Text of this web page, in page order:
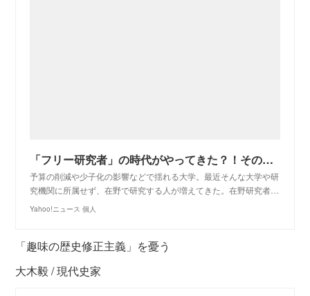
「フリー研究者」の時代がやってきた？！その可能性と課題（榎木英介） - Yahoo!ニュース
予算の削減や少子化の影響などで揺れる大学。最近そんな大学や研
究機関に所属せず、在野で研究する人が増えてきた。在野研究者…
Yahoo!ニュース 個人
「趣味の歴史修正主義」を憂う
大木毅 / 現代史家